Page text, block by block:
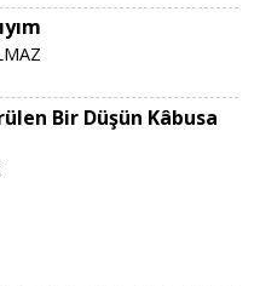
Bir Düşün Kâbusa